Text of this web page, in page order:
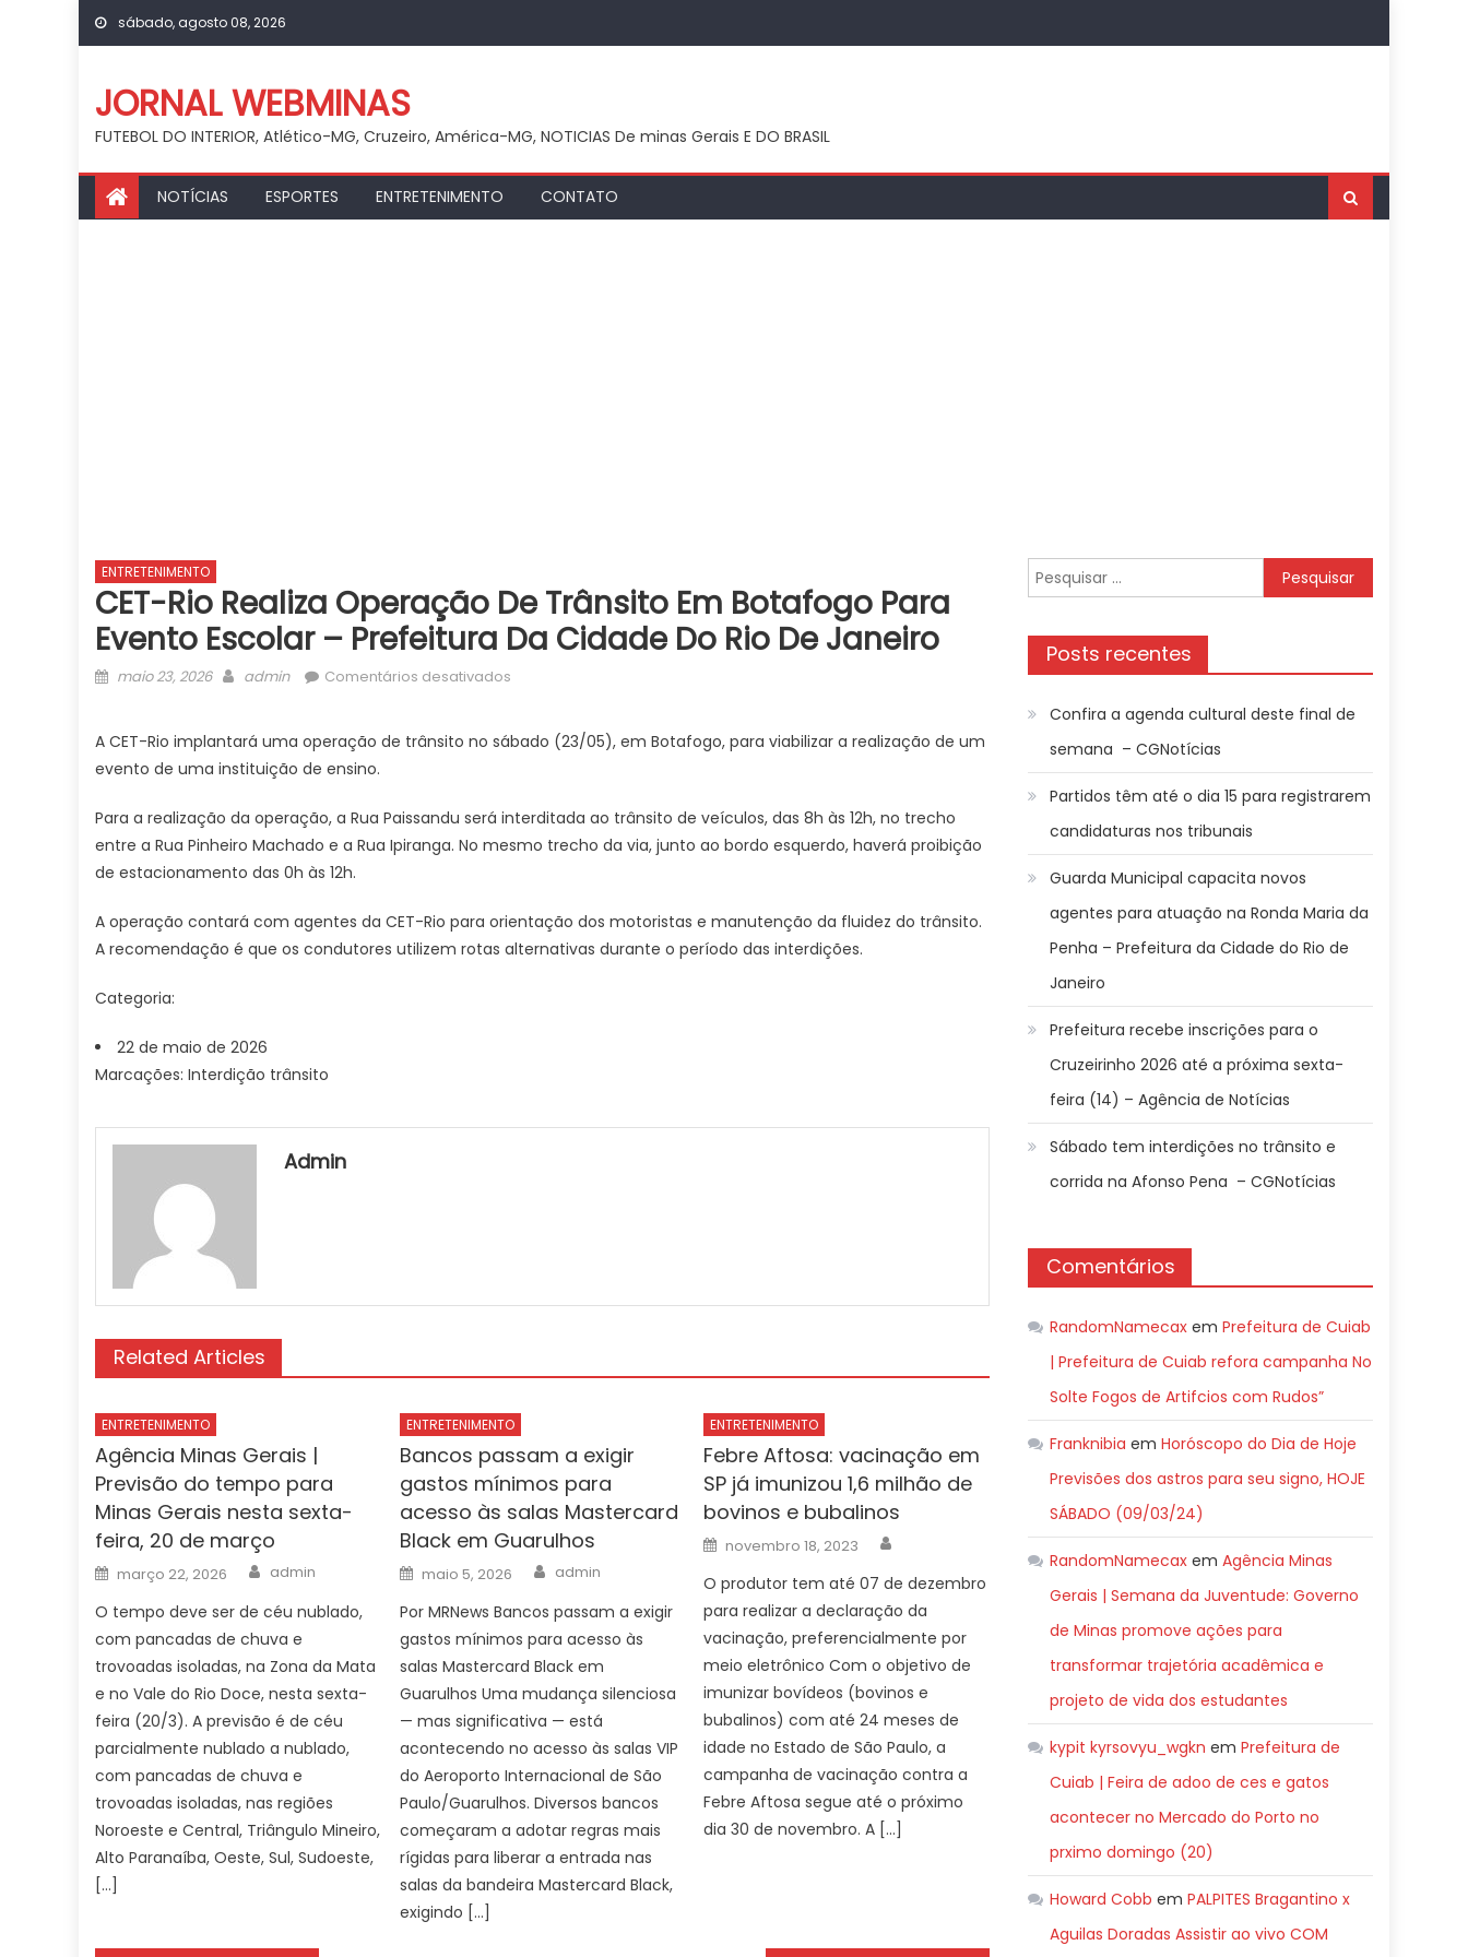
Skip
sábado, agosto 08, 2026
JORNAL WEBMINAS
FUTEBOL DO INTERIOR, Atlético-MG, Cruzeiro, América-MG, NOTICIAS De minas Gerais E DO BRASIL
NOTÍCIAS ESPORTES ENTRETENIMENTO CONTATO
ENTRETENIMENTO
CET-Rio Realiza Operação De Trânsito Em Botafogo Para
Evento Escolar – Prefeitura Da Cidade Do Rio De Janeiro
Posted
maio 23, 2026 Author
admin Comentários desativados
realiza
trânsito
em
evento
escolar
de
A CET-Rio implantará uma operação de trânsito no sábado (23/05), em Botafogo, para viabilizar a realização de um
evento de uma instituição de ensino.
Para a realização da operação, a Rua Paissandu será interditada ao trânsito de veículos, das 8h às 12h, no trecho
entre a Rua Pinheiro Machado e a Rua Ipiranga. No mesmo trecho da via, junto ao bordo esquerdo, haverá proibição
de estacionamento das 0h às 12h.
A operação contará com agentes da CET-Rio para orientação dos motoristas e manutenção da fluidez do trânsito.
A recomendação é que os condutores utilizem rotas alternativas durante o período das interdições.
Categoria:
22 de maio de 2026
Marcações: Interdição trânsito
Admin
Related Articles
ENTRETENIMENTO
Agência Minas Gerais |
Previsão do tempo para
Minas Gerais nesta sexta-
feira, 20 de março
Posted
on
março 22, 2026 Author
admin
O tempo deve ser de céu nublado,
com pancadas de chuva e
trovoadas isoladas, na Zona da Mata
e no Vale do Rio Doce, nesta sexta-
feira (20/3). A previsão é de céu
parcialmente nublado a nublado,
com pancadas de chuva e
trovoadas isoladas, nas regiões
Noroeste e Central, Triângulo Mineiro,
Alto Paranaíba, Oeste, Sul, Sudoeste,
[…]
ENTRETENIMENTO
Bancos passam a exigir
gastos mínimos para
acesso às salas Mastercard
Black em Guarulhos
Posted
on
maio 5, 2026 Author
admin
Por MRNews Bancos passam a exigir
gastos mínimos para acesso às
salas Mastercard Black em
Guarulhos Uma mudança silenciosa
— mas significativa — está
acontecendo no acesso às salas VIP
do Aeroporto Internacional de São
Paulo/Guarulhos. Diversos bancos
começaram a adotar regras mais
rígidas para liberar a entrada nas
salas da bandeira Mastercard Black,
exigindo […]
ENTRETENIMENTO
Febre Aftosa: vacinação em
SP já imunizou 1,6 milhão de
bovinos e bubalinos
Posted
on
novembro 18, 2023
O produtor tem até 07 de dezembro
para realizar a declaração da
vacinação, preferencialmente por
meio eletrônico Com o objetivo de
imunizar bovídeos (bovinos e
bubalinos) com até 24 meses de
idade no Estado de São Paulo, a
campanha de vacinação contra a
Febre Aftosa segue até o próximo
dia 30 de novembro. A […]
Pesquisar
por:
Posts recentes
Confira a agenda cultural deste final de
semana – CGNotícias
Partidos têm até o dia 15 para registrarem
candidaturas nos tribunais
Guarda Municipal capacita novos
agentes para atuação na Ronda Maria da
Penha – Prefeitura da Cidade do Rio de
Janeiro
Prefeitura recebe inscrições para o
Cruzeirinho 2026 até a próxima sexta-
feira (14) – Agência de Notícias
Sábado tem interdições no trânsito e
corrida na Afonso Pena – CGNotícias
Comentários
RandomNamecax emPrefeitura de Cuiab
| Prefeitura de Cuiab refora campanha No
Solte Fogos de Artifcios com Rudos”
Franknibia emHoróscopo do Dia de Hoje
Previsões dos astros para seu signo, HOJE
SÁBADO (09/03/24)
RandomNamecax emAgência Minas
Gerais | Semana da Juventude: Governo
de Minas promove ações para
transformar trajetória acadêmica e
projeto de vida dos estudantes
kypit kyrsovyu_wgkn emPrefeitura de
Cuiab | Feira de adoo de ces e gatos
acontecer no Mercado do Porto no
prximo domingo (20)
Howard Cobb emPALPITES Bragantino x
Aguilas Doradas Assistir ao vivo COM